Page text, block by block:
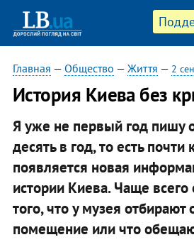
Главная — Общество — Життя — 2
История Киева без
Я уже не первый год пишу
десять в год, то есть
появляется новая
истории Киева. Чаще всего
того, что у музея отбирают
помещение или что